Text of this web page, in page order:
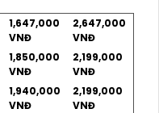
1,647,000
VNĐ
2,647,000
VNĐ
1,850,000
VNĐ
2,199,000
VNĐ
1,940,000
VNĐ
2,199,000
VNĐ